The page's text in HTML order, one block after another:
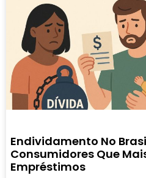
Endividamento No
Consumidores Que
Empréstimos